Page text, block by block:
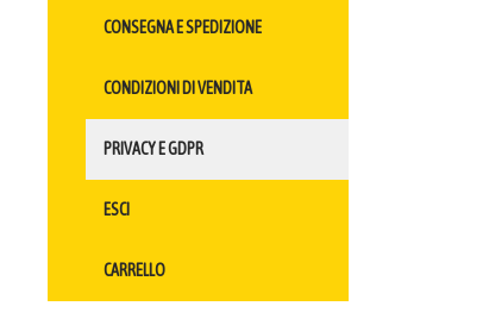
CONSEGNA E SPEDIZIONE
CONDIZIONI DI VENDITA
PRIVACY E GDPR
ESCI
CARRELLO